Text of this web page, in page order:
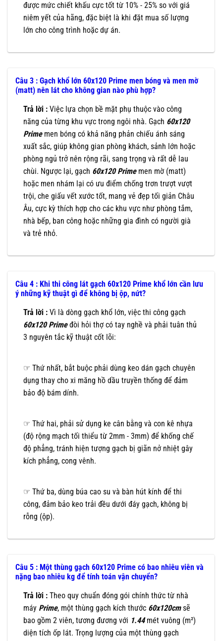
được mức chiết khấu cực tốt từ 10% - 25% so với giá
niêm yết của hãng, đặc biệt là khi đặt mua số lượng
lớn cho công trình hoặc dự án.
Câu 3 : Gạch khổ lớn 60x120 Prime men bóng và men mờ
(matt) nên lát cho không gian nào phù hợp?
Trả lời : Việc lựa chọn bề mặt phụ thuộc vào công
năng của từng khu vực trong ngôi nhà. Gạch 60x120
Primemen bóng có khả năng phản chiếu ánh sáng
xuất sắc, giúp không gian phòng khách, sảnh lớn hoặc
phòng ngủ trở nên rộng rãi, sang trọng và rất dễ lau
chùi. Ngược lại, gạch 60x120 Primemen mờ (matt)
hoặc men nhám lại có ưu điểm chống trơn trượt vượt
trội, che giấu vết xước tốt, mang vẻ đẹp tối giản Châu
Âu, cực kỳ thích hợp cho các khu vực như phòng tắm,
nhà bếp, ban công hoặc những gia đình có người già
và trẻ nhỏ.
Câu 4 : Khi thi công lát gạch 60x120 Prime khổ lớn cần lưu
ý những kỹ thuật gì để không bị ộp, nứt?
Trả lời : Vì là dòng gạch khổ lớn, việc thi công gạch
60x120 Primeđòi hỏi thợ có tay nghề và phải tuân thủ
3 nguyên tắc kỹ thuật cốt lõi:
☞ Thứ nhất, bắt buộc phải dùng keo dán gạch chuyên
dụng thay cho xi măng hồ dầu truyền thống để đảm
bảo độ bám dính.
☞ Thứ hai, phải sử dụng ke cân bằng và con kê nhựa
(độ rộng mạch tối thiểu từ 2mm - 3mm) để khống chế
độ phẳng, tránh hiện tượng gạch bị giãn nở nhiệt gây
kích phẳng, cong vênh.
☞ Thứ ba, dùng búa cao su và bàn hút kính để thi
công, đảm bảo keo trải đều dưới đáy gạch, không bị
rỗng (ộp).
Câu 5 : Một thùng gạch 60x120 Prime có bao nhiêu viên và
nặng bao nhiêu kg để tính toán vận chuyển?
Trả lời : Theo quy chuẩn đóng gói chính thức từ nhà
máy Prime, một thùng gạch kích thước 60x120cmsẽ
bao gồm 2 viên, tương đương với 1.44mét vuông (m²)
diện tích ốp lát. Trọng lượng của một thùng gạch